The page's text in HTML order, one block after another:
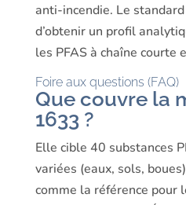
anti-incendie. Le
d’obtenir un profil
les PFAS à chaîne courte
Foire aux questions (FAQ)
Que couvre la
1633 ?
Elle cible 40 substances
variées (eaux, sols,
comme la référence pour